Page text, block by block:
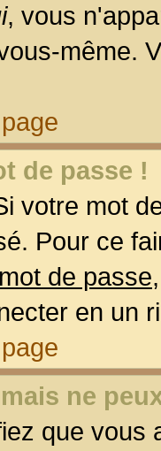
, vous
même.
de passe !
votre mot
Pour ce
de passe
en un
ne
que